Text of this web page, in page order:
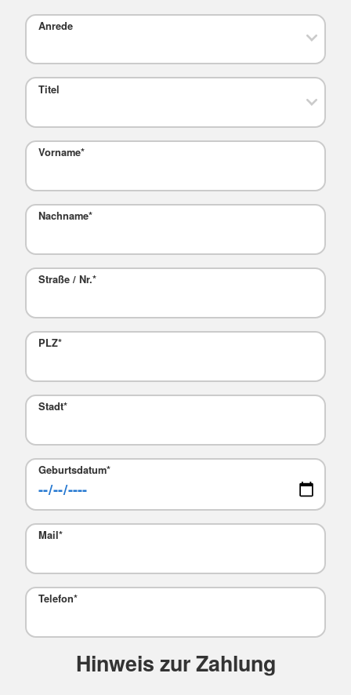
Anrede
Titel
Vorname*
Nachname*
Straße / Nr.*
PLZ*
Stadt*
Geburtsdatum*
Mail*
Telefon*
Hinweis zur Zahlung